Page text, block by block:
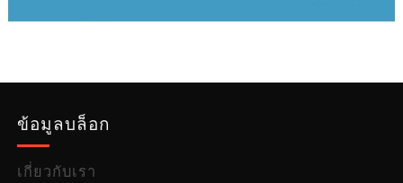
ข้อมูลบล็อก
เกี่ยวกับเรา